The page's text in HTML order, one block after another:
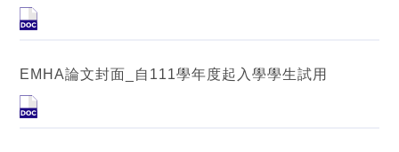
EMHA論文封面_自111學年度起入學學生試用